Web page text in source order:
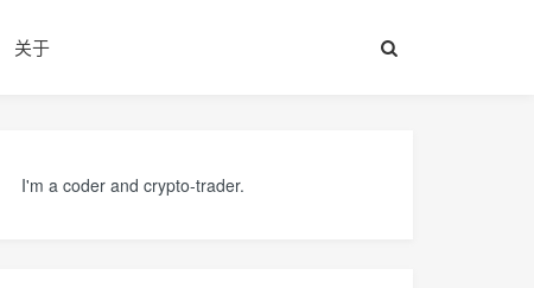
关于
I'm a coder and crypto-trader.